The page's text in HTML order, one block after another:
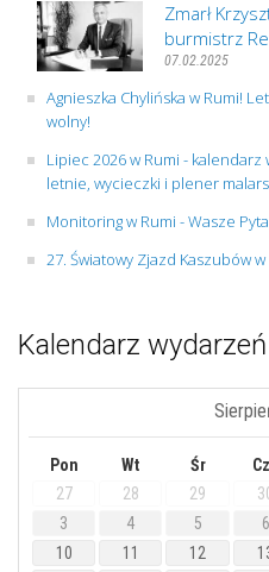
Zmarł
burmistrz
07.02.2025
Agnieszka Chylińska w Rumi!
wolny!
Lipiec 2026 w Rumi -
letnie, wycieczki i plener
Monitoring w Rumi - Wasze
27. Światowy Zjazd Kaszubów
Kalendarz wydarzeń
Pon Wt Śr
27
28 29
3
4 5 6
10
11 12